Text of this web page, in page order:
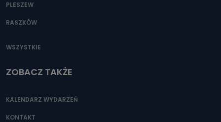
PLESZEW
RASZKÓW
WSZYSTKIE
ZOBACZ TAKŻE
KALENDARZ WYDARZEŃ
KONTAKT